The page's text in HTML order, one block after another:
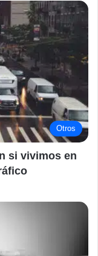
Otros
si vivimos en